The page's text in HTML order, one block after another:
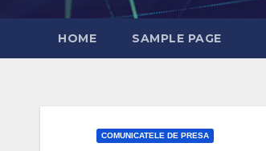
HOME SAMPLE PAGE
COMUNICATELE DE PRESA